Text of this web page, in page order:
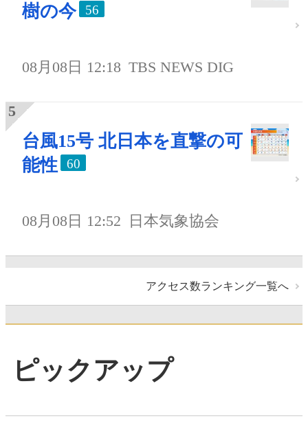
樹の今
56
08月08日 12:18 TBS NEWS DIG
台風15号 北日本を直撃の可
能性
60
08月08日 12:52 日本気象協会
アクセス数ランキング一覧へ
ピックアップ